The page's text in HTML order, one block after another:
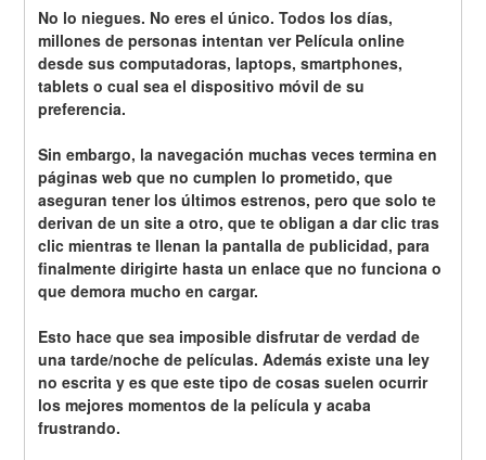
No lo niegues. No eres el único. Todos los días,
millones de personas intentan ver Película online
desde sus computadoras, laptops, smartphones,
tablets o cual sea el dispositivo móvil de su
preferencia.
Sin embargo, la navegación muchas veces termina en
páginas web que no cumplen lo prometido, que
aseguran tener los últimos estrenos, pero que solo te
derivan de un site a otro, que te obligan a dar clic tras
clic mientras te llenan la pantalla de publicidad, para
finalmente dirigirte hasta un enlace que no funciona o
que demora mucho en cargar.
Esto hace que sea imposible disfrutar de verdad de
una tarde/noche de películas. Además existe una ley
no escrita y es que este tipo de cosas suelen ocurrir
los mejores momentos de la película y acaba
frustrando.